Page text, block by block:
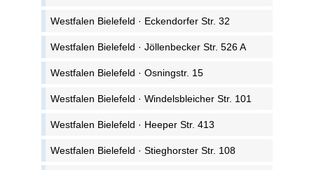
Westfalen Bielefeld · Eckendorfer Str. 32
Westfalen Bielefeld · Jöllenbecker Str. 526 A
Westfalen Bielefeld · Osningstr. 15
Westfalen Bielefeld · Windelsbleicher Str. 101
Westfalen Bielefeld · Heeper Str. 413
Westfalen Bielefeld · Stieghorster Str. 108